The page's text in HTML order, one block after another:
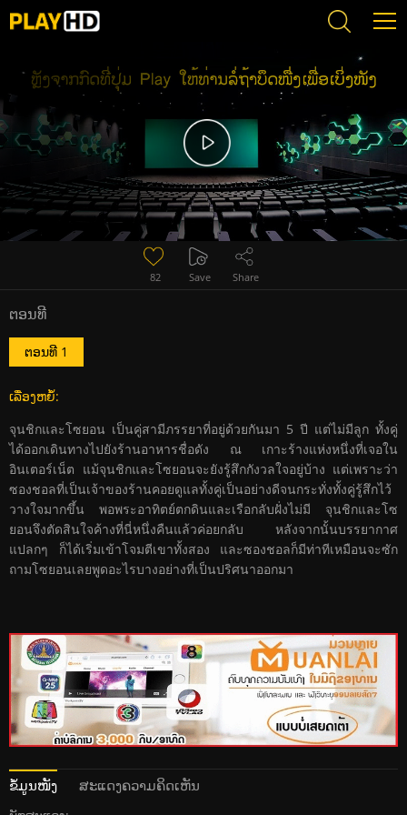
82 Save Share
ຕອນທີ
ຕອນທີ 1
ເລື່ອງຫຍໍ້:
จุนชิกและโซยอน เป็นคู่สามีภรรยาที่อยู่ด้วยกันมา 5 ปี แต่ไม่มีลูก ทั้งคู่
ได้ออกเดินทางไปยังร้านอาหารชื่อดัง ณ เกาะร้างแห่งหนึ่งที่เจอใน
อินเตอร์เน็ต แม้จุนชิกและโซยอนจะยังรู้สึกกังวลใจอยู่บ้าง แต่เพราะว่า
ซองชอลที่เป็นเจ้าของร้านคอยดูแลทั้งคู่เป็นอย่างดีจนกระทั่งทั้งคู่รู้สึกไว้
วางใจมากขึ้น พอพระอาทิตย์ตกดินและเรือกลับฝั่งไม่มี จุนชิกและโซ
ยอนจึงตัดสินใจค้างที่นี่หนึ่งคืนแล้วค่อยกลับ หลังจากนั้นบรรยากาศ
แปลกๆ ก็ได้เริ่มเข้าโจมตีเขาทั้งสอง และซองชอลก็มีท่าทีเหมือนจะซัก
ถามโซยอนเลยพูดอะไรบางอย่างที่เป็นปริศนาออกมา
ຂໍ້ມູນໜັງ ສະແດງຄວາມຄິດເຫັນ